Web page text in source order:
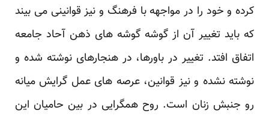
کرده و خود را در مواجهه با فرهنگ و نیز قوانینی می بیند
که باید تغییر آن از گوشه گوشه های ذهن آحاد جامعه
اتفاق افتد. تغییر در باورها، در هنجارهای نوشته شده و
نوشته نشده و نیز قوانین، عرصه های عمل گرایش میانه
رو جنبش زنان است. روح همگرایی در بین حامیان این